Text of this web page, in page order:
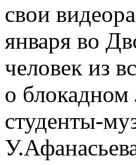
свои
января во
человек из
о
студенты-